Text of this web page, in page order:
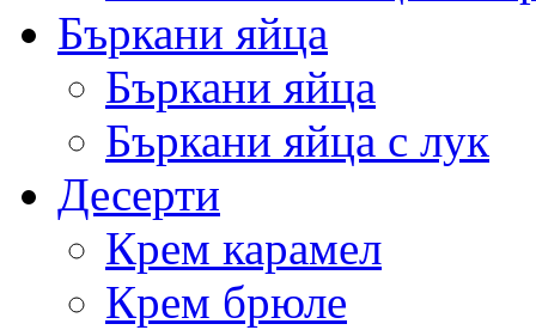
Бъркани яйца
Бъркани яйца
Бъркани яйца с лук
Десерти
Крем карамел
Крем брюле